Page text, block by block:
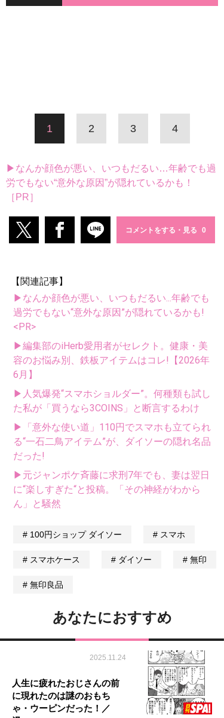
1 2 3 4
▶なんか顔色が悪い、いつもだるい…年齢でも過
労でもない“意外な原因”が隠れているかも！
［PR］
コメントをする・見る
【関連記事】
▶なんか顔色が悪い、いつもだるい...年齢でも
過労でもない“意外な原因”が隠れているかも!
<PR>
▶編集部のiHerb愛用者がセレクト。健康・美
容のお悩み別、鉄板アイテムはコレ!【2026年
6月】
▶人気爆発“スマホショルダー”。何種類も試し
た私が「買うなら3COINS」と断言するわけ
▶「意外な使い道」110円でスマホも立てられ
る“一石二鳥アイテム”が、ダイソーの隠れ名品
だった!
▶元ジャンポケ斉藤に求刑7年でも、妻は翌日
に“楽しすぎた“と投稿。「その神経がわから
ん」と騒然
100円ショップ ダイソー スマホ
スマホケース ダイソー 無印
無印良品
あなたにおすすめ
2025.11.24
人生に疲れたおじさんの前
に現れたのは謎のおもち
ゃ・ウーピンだった！／